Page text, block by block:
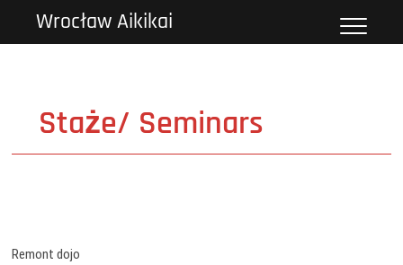
treści
Wrocław Aikikai
Staże/ Seminars
Remont dojo